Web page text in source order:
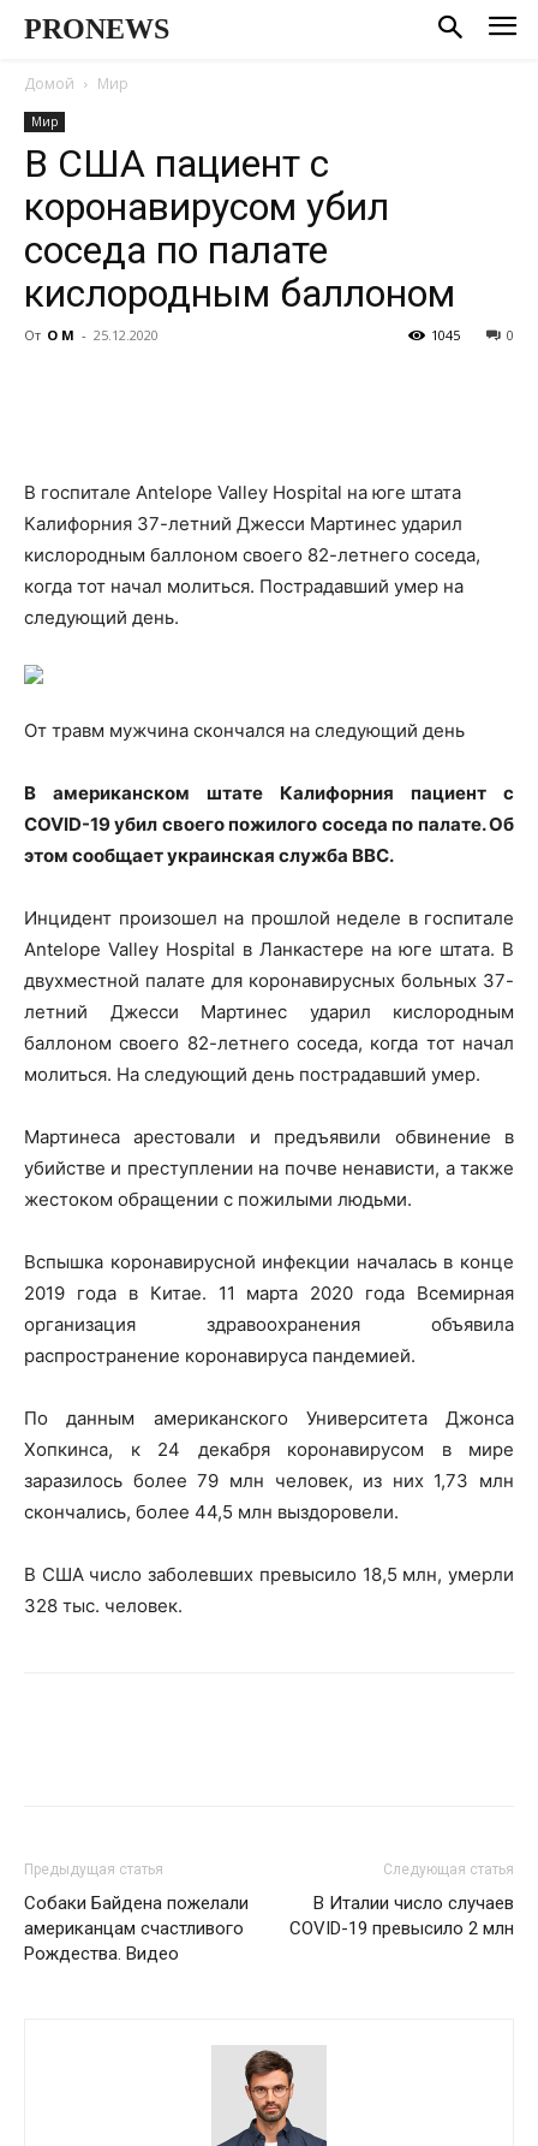
PRONEWS
Домой Мир
Мир
В США пациент с
коронавирусом убил
соседа по палате
кислородным баллоном
От О М - 25.12.2020 0
1045
В госпитале Antelope Valley Hospital на юге штата
Калифорния 37-летний Джесси Мартинес ударил
кислородным баллоном своего 82-летнего соседа,
когда тот начал молиться. Пострадавший умер на
следующий день.
От травм мужчина скончался на следующий день
В американском штате Калифорния пациент с
COVID-19 убил своего пожилого соседа по палате. Об
этом сообщает украинская служба BBC.
Инцидент произошел на прошлой неделе в госпитале
Antelope Valley Hospital в Ланкастере на юге штата. В
двухместной палате для коронавирусных больных 37-
летний Джесси Мартинес ударил кислородным
баллоном своего 82-летнего соседа, когда тот начал
молиться. На следующий день пострадавший умер.
Мартинеса арестовали и предъявили обвинение в
убийстве и преступлении на почве ненависти, а также
жестоком обращении с пожилыми людьми.
Вспышка коронавирусной инфекции началась в конце
2019 года в Китае. 11 марта 2020 года Всемирная
организация здравоохранения объявила
распространение коронавируса пандемией.
По данным американского Университета Джонса
Хопкинса, к 24 декабря коронавирусом в мире
заразилось более 79 млн человек, из них 1,73 млн
скончались, более 44,5 млн выздоровели.
В США число заболевших превысило 18,5 млн, умерли
328 тыс. человек.
Предыдущая статья
Собаки Байдена пожелали
американцам счастливого
Рождества. Видео
Следующая статья
В Италии число случаев
COVID-19 превысило 2 млн